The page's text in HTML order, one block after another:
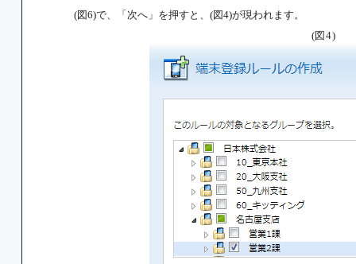
(図6)で、「次へ」を押すと、(図4)が現われます。
(図4)